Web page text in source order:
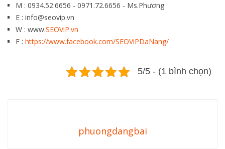
M : 0934.52.6656 - 0971.72.6656 - Ms.Phương
E : info@seovip.vn
W : www.SEOViP.vn
F : https://www.facebook.com/SEOViPDaNang/
5/5 - (1 bình chọn)
phuongdangbai